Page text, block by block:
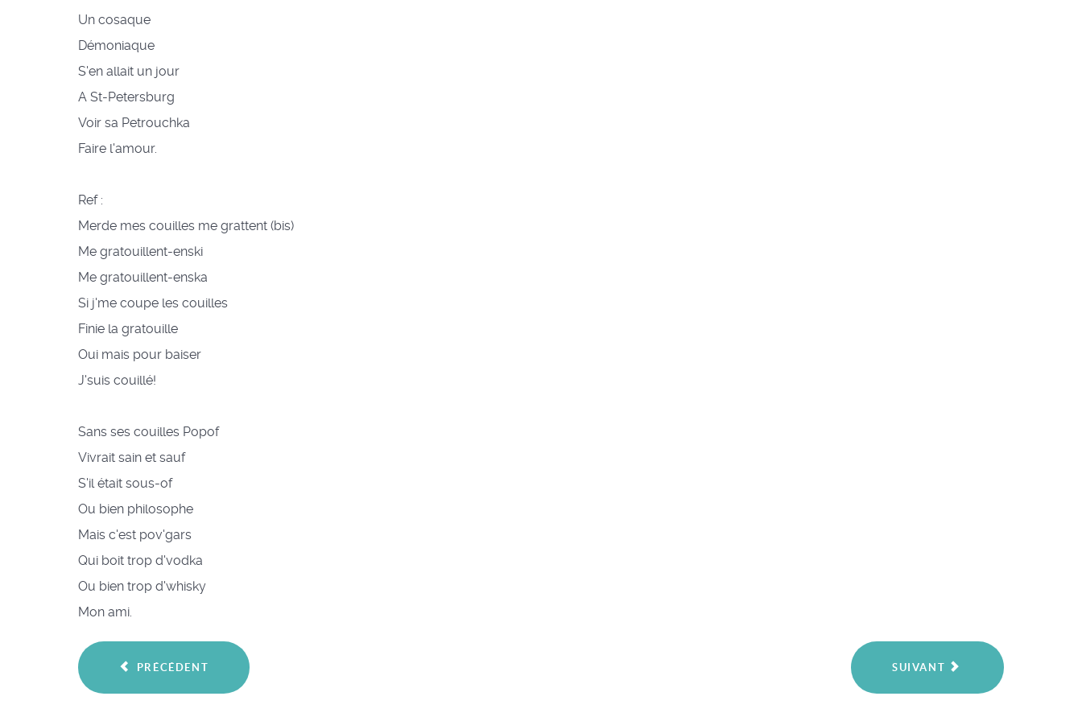
Un cosaque
Démoniaque
S'en allait un jour
A St-Petersburg
Voir sa Petrouchka
Faire l'amour.
Ref :
Merde mes couilles me grattent (bis)
Me gratouillent-enski
Me gratouillent-enska
Si j'me coupe les couilles
Finie la gratouille
Oui mais pour baiser
J'suis couillé!
Sans ses couilles Popof
Vivrait sain et sauf
S'il était sous-of
Ou bien philosophe
Mais c'est pov'gars
Qui boit trop d'vodka
Ou bien trop d'whisky
Mon ami.
PRÉCÉDENT SUIVANT